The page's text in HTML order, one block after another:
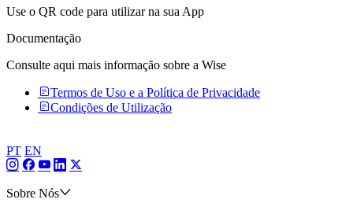
Use o QR code para utilizar na sua App
Documentação
Consulte aqui mais informação sobre a Wise
Termos de Uso e a Política de Privacidade
Condições de Utilização
PT EN
Sobre Nós